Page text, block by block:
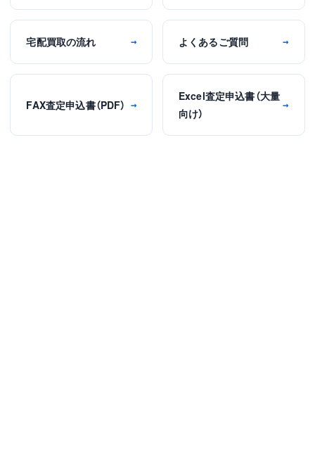
宅配買取の流れ → よくあるご質問 →
FAX査定申込書（PDF） →
Excel査定申込書（大量
向け）
→